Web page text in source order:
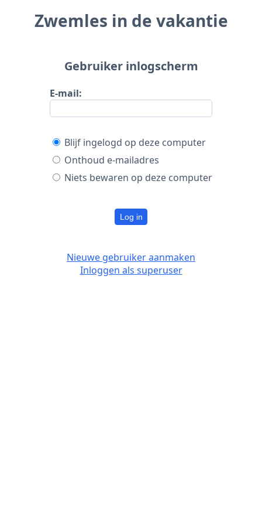
Zwemles in de vakantie
Gebruiker inlogscherm
E-mail:
Blijf ingelogd op deze computer
Onthoud e-mailadres
Niets bewaren op deze computer
Log in
Nieuwe gebruiker aanmaken
Inloggen als superuser